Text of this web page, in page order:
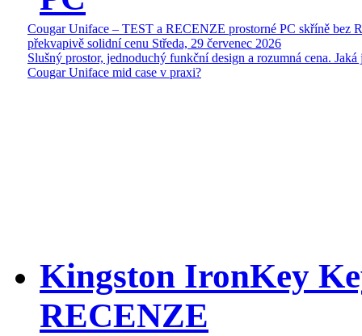
Cougar Uniface – TEST a RECENZE prostorné PC skříně bez
překvapivě solidní cenu Středa, 29 červenec 2026
Slušný prostor, jednoduchý funkční design a rozumná cena. Jaká
Cougar Uniface mid case v praxi?
Kingston IronKey
RECENZE